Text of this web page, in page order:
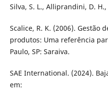
Silva, S. L., Alliprandini, D.
Scalice, R. K. (2006). Gestão
produtos: Uma referência
Paulo, SP: Saraiva.
SAE International. (2024).
em: